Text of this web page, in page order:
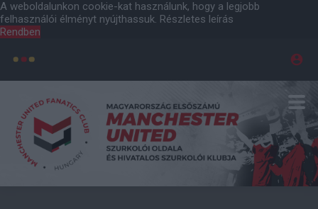
A weboldalunkon cookie-kat használunk, hogy a legjobb
felhasználói élményt nyújthassuk. Részletes leírás
Rendben